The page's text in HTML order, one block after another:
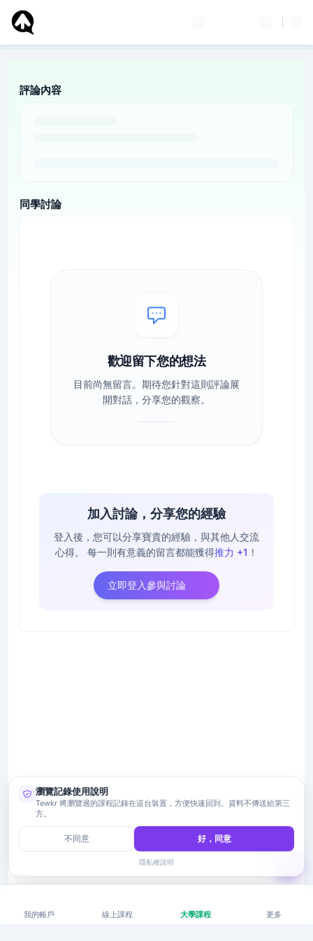
評論內容
同學討論
歡迎留下您的想法
目前尚無留言。期待您針對這則評論展
開對話，分享您的觀察。
加入討論，分享您的經驗
登入後，您可以分享寶貴的經驗，與其他人交流
心得。
每一則有意義的留言都能獲得推力 +1 ！
立即登入參與討論
我的帳戶 線上課程 大學課程 更多
瀏覽記錄使用說明
Tewkr 將瀏覽過的課程記錄在這台裝置，方便快速回到。資料不傳送給第三
方。
不同意 好，同意
隱私權說明